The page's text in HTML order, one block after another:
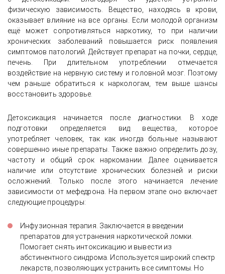
физическую зависимость. Вещество, находясь в крови,
оказывает влияние на все органы. Если молодой организм
ещё может сопротивляться наркотику, то при наличии
хронических заболеваний повышается риск появления
симптомов патологий. Действует препарат на почки, сердце,
печень. При длительном употреблении отмечается
воздействие на нервную систему и головной мозг. Поэтому
чем раньше обратиться к наркологам, тем выше шансы
восстановить здоровье.
Детоксикация начинается после диагностики. В ходе
подготовки определяется вид вещества, которое
употребляет человек, так как иногда больные называют
совершенно иные препараты. Также важно определить дозу,
частоту и общий срок наркомании. Далее оценивается
наличие или отсутствие хронических болезней и риски
осложнений. Только после этого начинается лечение
зависимости от мефедрона. На первом этапе оно включает
следующие процедуры:
Инфузионная терапия. Заключается в введении
препаратов для устранения наркотической ломки.
Помогает снять интоксикацию и вывести из
абстинентного синдрома. Используется широкий спектр
лекарств, позволяющих устранить все симптомы. Но